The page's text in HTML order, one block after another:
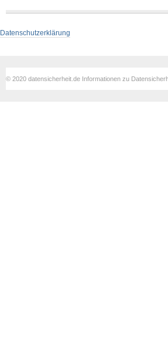
Datenschutzerklärung
© 2020 datensicherheit.de Informationen zu